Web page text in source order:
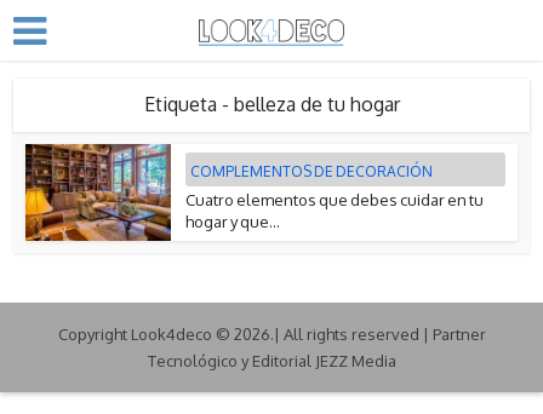
Etiqueta - belleza de tu hogar
COMPLEMENTOS DE DECORACIÓN
Cuatro elementos que debes cuidar en tu
hogar y que...
Copyright Look4deco © 2026.| All rights reserved | Partner
Tecnológico y Editorial JEZZ Media